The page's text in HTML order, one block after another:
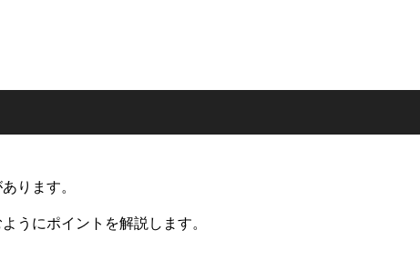
ります。
うにポイントを解説します。